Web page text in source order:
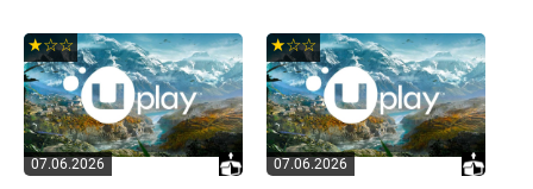
07.06.2026
★☆☆
07.06.2026
★☆☆